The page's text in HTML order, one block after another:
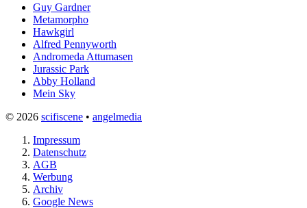
Guy Gardner
Metamorpho
Hawkgirl
Alfred Pennyworth
Andromeda Attumasen
Jurassic Park
Abby Holland
Mein Sky
© 2026 scifiscene • angelmedia
Impressum
Datenschutz
AGB
Werbung
Archiv
Google News